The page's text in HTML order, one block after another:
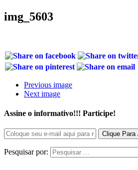
img_5603
Previous image
Next image
Assine o informativo!!! Participe!
Pesquisar por: